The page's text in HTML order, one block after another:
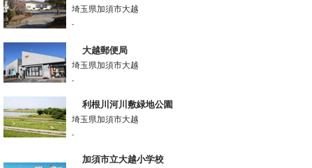
埼玉県加須市大越
-
大越郵便局
埼玉県加須市大越
-
利根川河川敷緑地公園
埼玉県加須市大越
-
加須市立大越小学校